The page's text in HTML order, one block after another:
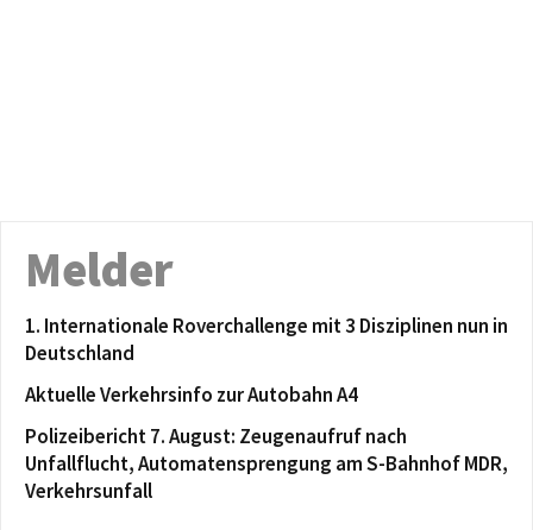
Melder
1. Internationale Roverchallenge mit 3 Disziplinen nun in
Deutschland
Aktuelle Verkehrsinfo zur Autobahn A4
Polizeibericht 7. August: Zeugenaufruf nach
Unfallflucht, Automatensprengung am S-Bahnhof MDR,
Verkehrsunfall